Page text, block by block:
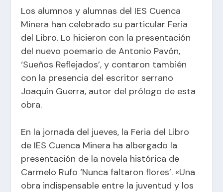
Los alumnos y alumnas del IES Cuenca
Minera han celebrado su particular Feria
del Libro. Lo hicieron con la presentación
del nuevo poemario de Antonio Pavón,
‘Sueños Reflejados’, y contaron también
con la presencia del escritor serrano
Joaquín Guerra, autor del prólogo de esta
obra.
En la jornada del jueves, la Feria del Libro
de IES Cuenca Minera ha albergado la
presentación de la novela histórica de
Carmelo Rufo ‘Nunca faltaron flores’. «Una
obra indispensable entre la juventud y los